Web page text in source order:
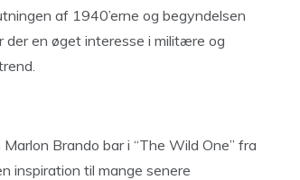
af 1940’erne og begyndelsen
der en øget interesse i militære og
Brando bar i “The Wild One” fra
inspiration til mange senere